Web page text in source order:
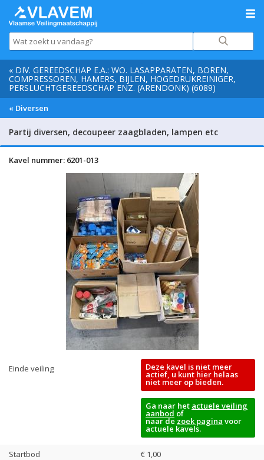
« DIV. GEREEDSCHAP E.A.: WO. LASAPPARATEN, BOREN,
COMPRESSOREN, HAMERS, BIJLEN, HOGEDRUKREINIGER,
PERSLUCHTGEREEDSCHAP ENZ. (ARENDONK) (6089)
« Diversen
Partij diversen, decoupeer zaagbladen, lampen etc
Kavel nummer: 6201-013
Einde veiling Deze kavel is niet meer
actief, u kunt hier helaas
niet meer op bieden.
Ga naar het actuele veiling
aanbod of
naar de zoek pagina voor
actuele kavels.
Startbod
€ 1,00